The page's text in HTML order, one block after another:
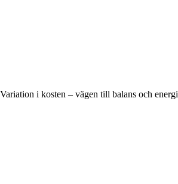
Variation i kosten – vägen till balans och energi